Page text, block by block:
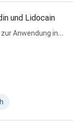
und Lidocain
Anwendung in